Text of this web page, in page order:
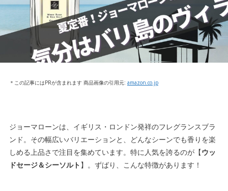
＊この記事にはPRが含まれます 商品画像の引用元: amazon.co.jp
ジョーマローンは、イギリス・ロンドン発祥のフレグランスブラ
ンド。その幅広いバリエーションと、どんなシーンでも香りを楽
しめる上品さで注目を集めています。特に人気を誇るのが【ウッ
ドセージ＆シーソルト 】。ずばり、こんな特徴があります！